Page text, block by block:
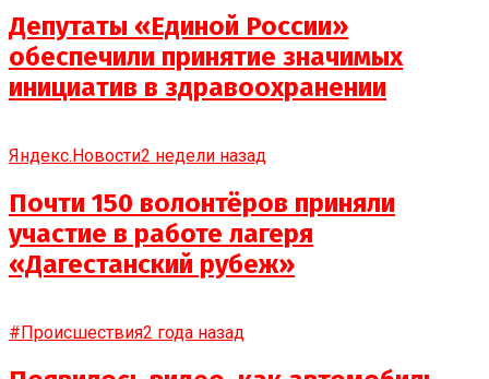
Депутаты «Единой России»
обеспечили принятие значимых
инициатив в здравоохранении
Яндекс.Новости2 недели назад
Почти 150 волонтёров приняли
участие в работе лагеря
«Дагестанский рубеж»
#Происшествия2 года назад